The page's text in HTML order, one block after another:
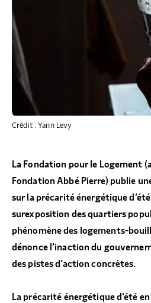
Crédit : Yann Levy
La Fondation pour le Logement
Fondation Abbé Pierre) publie
sur la précarité énergétique
surexposition des quartiers
phénomène des logements-
dénonce l’inaction du
des pistes d’action concrètes.
La précarité énergétique d’été